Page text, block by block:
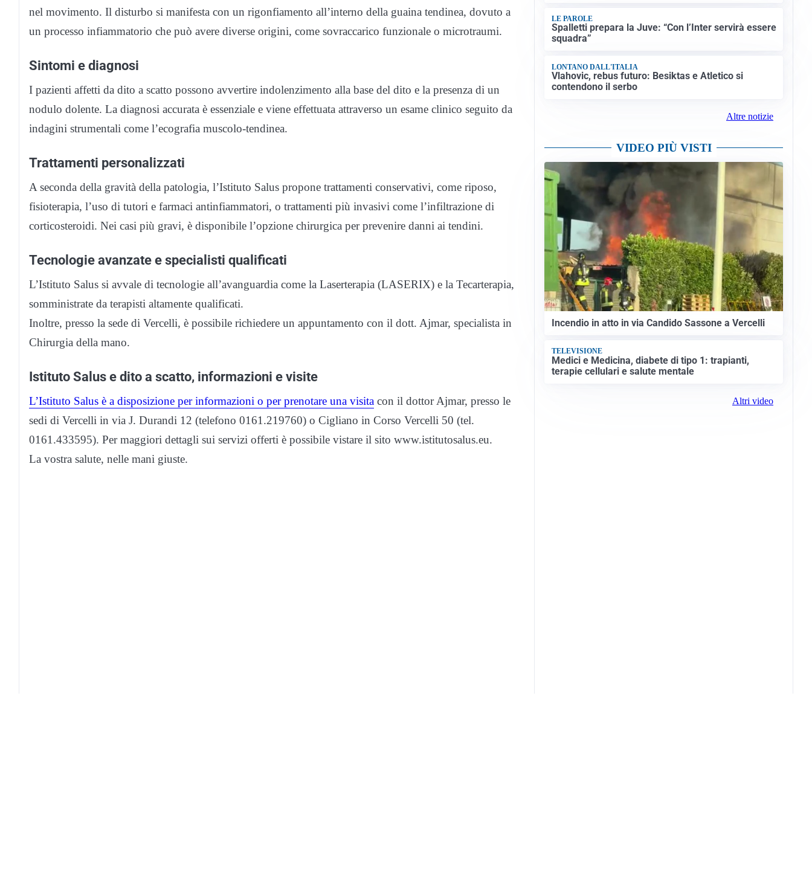
nel movimento. Il disturbo si manifesta con un rigonfiamento all’interno della guaina tendinea, dovuto a
un processo infiammatorio che può avere diverse origini, come sovraccarico funzionale o microtraumi.
Sintomi e diagnosi
I pazienti affetti da dito a scatto possono avvertire indolenzimento alla base del dito e la presenza di un
nodulo dolente. La diagnosi accurata è essenziale e viene effettuata attraverso un esame clinico seguito da
indagini strumentali come l’ecografia muscolo-tendinea.
Trattamenti personalizzati
A seconda della gravità della patologia, l’Istituto Salus propone trattamenti conservativi, come riposo,
fisioterapia, l’uso di tutori e farmaci antinfiammatori, o trattamenti più invasivi come l’infiltrazione di
corticosteroidi. Nei casi più gravi, è disponibile l’opzione chirurgica per prevenire danni ai tendini.
Tecnologie avanzate e specialisti qualificati
L’Istituto Salus si avvale di tecnologie all’avanguardia come la Laserterapia (LASERIX) e la Tecarterapia,
somministrate da terapisti altamente qualificati.
Inoltre, presso la sede di Vercelli, è possibile richiedere un appuntamento con il dott. Ajmar, specialista in
Chirurgia della mano.
Istituto Salus e dito a scatto, informazioni e visite
L’Istituto Salus è a disposizione per informazioni o per prenotare una visita con il dottor Ajmar, presso le
sedi di Vercelli in via J. Durandi 12 (telefono 0161.219760) o Cigliano in Corso Vercelli 50 (tel.
0161.433595). Per maggiori dettagli sui servizi offerti è possibile vistare il sito www.istitutosalus.eu.
La vostra salute, nelle mani giuste.
LE PAROLE
Spalletti prepara la Juve: “Con l’Inter servirà essere
squadra”
LONTANO DALL'ITALIA
Vlahovic, rebus futuro: Besiktas e Atletico si
contendono il serbo
Altre notizie
VIDEO PIÙ VISTI
Incendio in atto in via Candido Sassone a Vercelli
TELEVISIONE
Medici e Medicina, diabete di tipo 1: trapianti,
terapie cellulari e salute mentale
Altri video